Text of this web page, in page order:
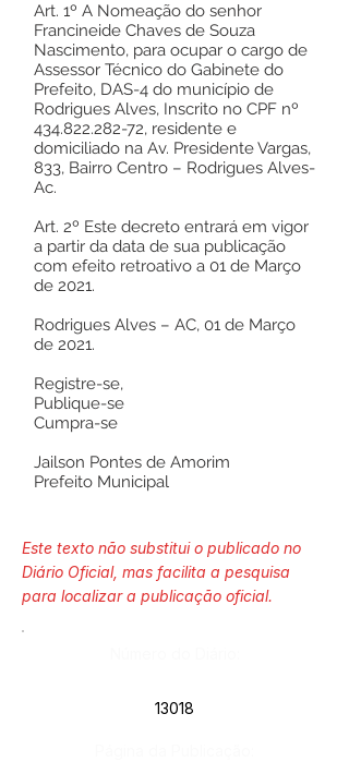
Art. 1º A Nomeação do senhor
Francineide Chaves de Souza
Nascimento, para ocupar o cargo de
Assessor Técnico do Gabinete do
Prefeito, DAS-4 do município de
Rodrigues Alves, Inscrito no CPF nº
434.822.282-72, residente e
domiciliado na Av. Presidente Vargas,
833, Bairro Centro – Rodrigues Alves-
Ac.
Art. 2º Este decreto entrará em vigor
a partir da data de sua publicação
com efeito retroativo a 01 de Março
de 2021.
Rodrigues Alves – AC, 01 de Março
de 2021.
Registre-se,
Publique-se
Cumpra-se
Jailson Pontes de Amorim
Prefeito Municipal
Este texto não substitui o publicado no
Diário Oficial, mas facilita a pesquisa
para localizar a publicação oficial.
13018